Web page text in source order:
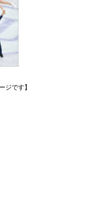
ジです】